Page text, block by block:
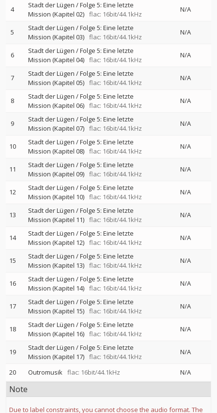
4
Stadt der Lügen / Folge 5: Eine letzte
Mission (Kapitel 02) flac: 16bit/44.1kHz
N/A
5
Stadt der Lügen / Folge 5: Eine letzte
Mission (Kapitel 03) flac: 16bit/44.1kHz
N/A
6
Stadt der Lügen / Folge 5: Eine letzte
Mission (Kapitel 04) flac: 16bit/44.1kHz
N/A
7
Stadt der Lügen / Folge 5: Eine letzte
Mission (Kapitel 05) flac: 16bit/44.1kHz
N/A
8
Stadt der Lügen / Folge 5: Eine letzte
Mission (Kapitel 06) flac: 16bit/44.1kHz
N/A
9
Stadt der Lügen / Folge 5: Eine letzte
Mission (Kapitel 07) flac: 16bit/44.1kHz
N/A
10
Stadt der Lügen / Folge 5: Eine letzte
Mission (Kapitel 08) flac: 16bit/44.1kHz
N/A
11
Stadt der Lügen / Folge 5: Eine letzte
Mission (Kapitel 09) flac: 16bit/44.1kHz
N/A
12
Stadt der Lügen / Folge 5: Eine letzte
Mission (Kapitel 10) flac: 16bit/44.1kHz
N/A
13
Stadt der Lügen / Folge 5: Eine letzte
Mission (Kapitel 11) flac: 16bit/44.1kHz
N/A
14
Stadt der Lügen / Folge 5: Eine letzte
Mission (Kapitel 12) flac: 16bit/44.1kHz
N/A
15
Stadt der Lügen / Folge 5: Eine letzte
Mission (Kapitel 13) flac: 16bit/44.1kHz
N/A
16
Stadt der Lügen / Folge 5: Eine letzte
Mission (Kapitel 14) flac: 16bit/44.1kHz
N/A
17
Stadt der Lügen / Folge 5: Eine letzte
Mission (Kapitel 15) flac: 16bit/44.1kHz
N/A
18
Stadt der Lügen / Folge 5: Eine letzte
Mission (Kapitel 16) flac: 16bit/44.1kHz
N/A
19
Stadt der Lügen / Folge 5: Eine letzte
Mission (Kapitel 17) flac: 16bit/44.1kHz
N/A
20 Outromusik flac: 16bit/44.1kHz N/A
Note
Due to label constraints, you cannot choose the audio format. The